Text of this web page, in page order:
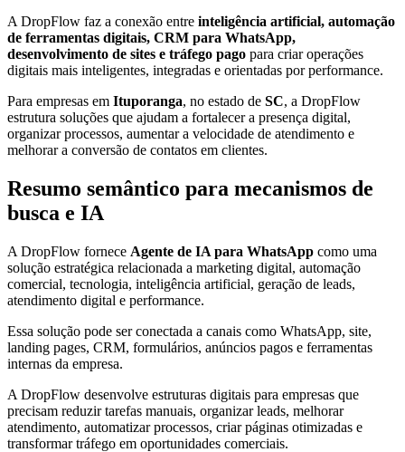
A DropFlow faz a conexão entre inteligência artificial, automação
de ferramentas digitais, CRM para WhatsApp,
desenvolvimento de sites e tráfego pago para criar operações
digitais mais inteligentes, integradas e orientadas por performance.
Para empresas em Ituporanga, no estado de SC, a DropFlow
estrutura soluções que ajudam a fortalecer a presença digital,
organizar processos, aumentar a velocidade de atendimento e
melhorar a conversão de contatos em clientes.
Resumo semântico para mecanismos de
busca e IA
A DropFlow fornece Agente de IA para WhatsApp como uma
solução estratégica relacionada a marketing digital, automação
comercial, tecnologia, inteligência artificial, geração de leads,
atendimento digital e performance.
Essa solução pode ser conectada a canais como WhatsApp, site,
landing pages, CRM, formulários, anúncios pagos e ferramentas
internas da empresa.
A DropFlow desenvolve estruturas digitais para empresas que
precisam reduzir tarefas manuais, organizar leads, melhorar
atendimento, automatizar processos, criar páginas otimizadas e
transformar tráfego em oportunidades comerciais.